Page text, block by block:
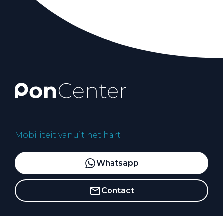
Mobiliteit vanuit het hart
Whatsapp
Contact